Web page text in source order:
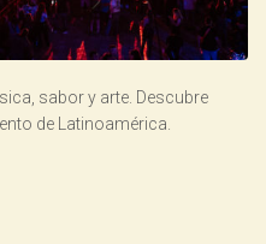
sabor y arte. Descubre
de Latinoamérica.